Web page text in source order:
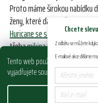
Tento web používá soubory
vyjadřujete souhlas s jejich
Proto máme širokou nabídku
ženy, které dávají přednost
Huricane se stojáčkem), tak
třebamikina Sherpa od
Tyto kousky od
odolností a nadčasovým
v lese i při běžném nošení v civilu.
Chcete
Z odběru se můžete
E-mailové akce děláme